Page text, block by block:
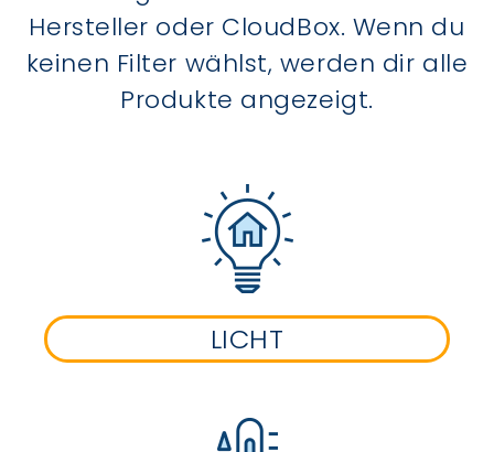
Hersteller oder CloudBox. Wenn du
keinen Filter wählst, werden dir alle
Produkte angezeigt.
LICHT